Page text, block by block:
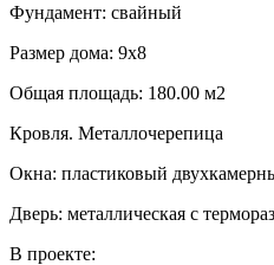
Фундамент: свайный
Размер дома: 9х8
Общая площадь: 180.00 м2
Кровля. Металлочерепица
Окна: пластиковый
Дверь: металлическая с
В проекте: